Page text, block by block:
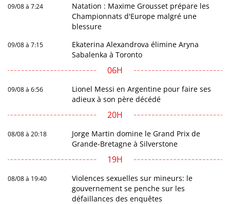
09/08 à 7:24
Natation : Maxime Grousset prépare les
Championnats d'Europe malgré une
blessure
09/08 à 7:15
Ekaterina Alexandrova élimine Aryna
Sabalenka à Toronto
06H
09/08 à 6:56
Lionel Messi en Argentine pour faire ses
adieux à son père décédé
20H
08/08 à 20:18
Jorge Martin domine le Grand Prix de
Grande-Bretagne à Silverstone
19H
08/08 à 19:40
Violences sexuelles sur mineurs: le
gouvernement se penche sur les
défaillances des enquêtes